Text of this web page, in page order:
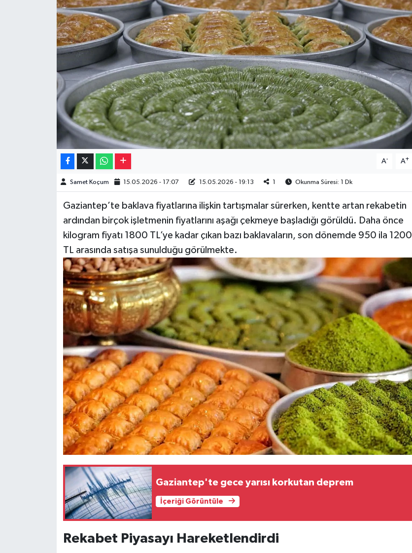
A- A+
Samet Koçum 15.05.2026 - 17:07 15.05.2026 - 19:13 Okunma Süresi: 1 Dk
Gaziantep’te baklava fiyatlarına ilişkin tartışmalar sürerken, kentte artan rekabetin
ardından birçok işletmenin fiyatlarını aşağı çekmeye başladığı görüldü. Daha önce
kilogram fiyatı 1800 TL’ye kadar çıkan bazı baklavaların, son dönemde 950 ila 1200
TL arasında satışa sunulduğu görülmekte.
Gaziantep'te gece yarısı korkutan deprem
İçeriği Görüntüle
Rekabet Piyasayı Hareketlendirdi
Resmi İlanlar
Sinemalar
Siyaset
Teknoloji
Yeme-İçme